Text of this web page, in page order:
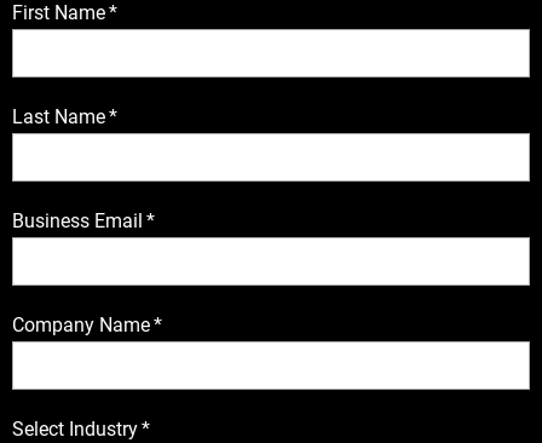
First Name*
Last Name*
Business Email *
Company Name*
Select Industry*